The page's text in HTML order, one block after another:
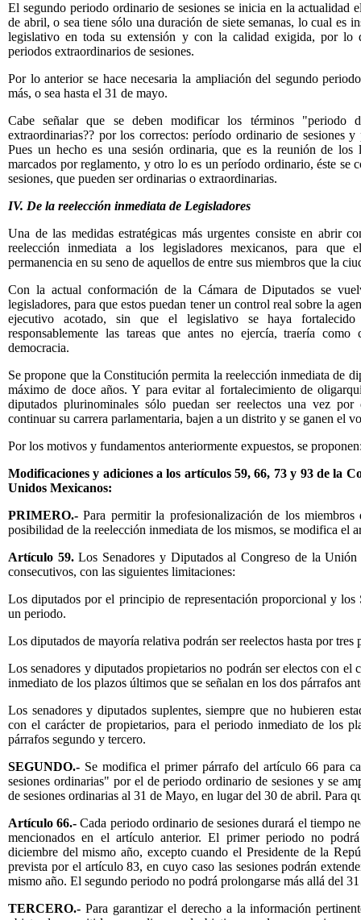
El segundo periodo ordinario de sesiones se inicia en la actualidad
de abril, o sea tiene sólo una duración de siete semanas, lo cual es
legislativo en toda su extensión y con la calidad exigida, por lo
periodos extraordinarios de sesiones.
Por lo anterior se hace necesaria la ampliación del segundo
más, o sea hasta el 31 de mayo.
Cabe señalar que se deben modificar los términos "periodo
extraordinarias?? por los correctos: período ordinario de sesiones
Pues un hecho es una sesión ordinaria, que es la reunión de los
marcados por reglamento, y otro lo es un período ordinario, éste se
sesiones, que pueden ser ordinarias o extraordinarias.
IV. De la reelección inmediata de Legisladores
Una de las medidas estratégicas más urgentes consiste en abrir
reelección inmediata a los legisladores mexicanos, para que
permanencia en su seno de aquellos de entre sus miembros que la
Con la actual conformación de la Cámara de Diputados se
legisladores, para que estos puedan tener un control real sobre la
ejecutivo acotado, sin que el legislativo se haya
responsablemente las tareas que antes no ejercía, traería como
democracia.
Se propone que la Constitución permita la reelección inmediata de
máximo de doce años. Y para evitar al fortalecimiento de
diputados plurinominales sólo puedan ser reelectos una vez
continuar su carrera parlamentaria, bajen a un distrito y se ganen el
Por los motivos y fundamentos anteriormente expuestos, se
Modificaciones y adiciones a los artículos 59, 66, 73 y 93 de la
Unidos Mexicanos:
PRIMERO.- Para permitir la profesionalización de los
posibilidad de la reelección inmediata de los mismos, se modifica el
Artículo 59.Los Senadores y Diputados al Congreso de la Unión
consecutivos, con las siguientes limitaciones:
Los diputados por el principio de representación proporcional y los
un periodo.
Los diputados de mayoría relativa podrán ser reelectos hasta por tres
Los senadores y diputados propietarios no podrán ser electos con el
inmediato de los plazos últimos que se señalan en los dos párrafos
Los senadores y diputados suplentes, siempre que no hubieren
con el carácter de propietarios, para el periodo inmediato de los
párrafos segundo y tercero.
SEGUNDO.- Se modifica el primer párrafo del artículo 66 para
sesiones ordinarias" por el de periodo ordinario de sesiones y se
de sesiones ordinarias al 31 de Mayo, en lugar del 30 de abril. Para
Artículo 66.- Cada periodo ordinario de sesiones durará el tiempo
mencionados en el artículo anterior. El primer periodo no
diciembre del mismo año, excepto cuando el Presidente de la
prevista por el artículo 83, en cuyo caso las sesiones podrán
mismo año. El segundo periodo no podrá prolongarse más allá del
TERCERO.- Para garantizar el derecho a la información